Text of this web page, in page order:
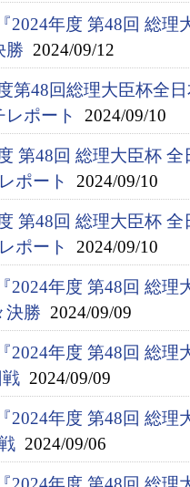
2024年度 第48回 総
勝 2024/09/12
度第48回総理大臣杯全
レポート
2024/09/10
度 第48回 総理大臣杯
ポート
2024/09/10
度 第48回 総理大臣杯
ポート
2024/09/10
2024年度 第48回 総
決勝 2024/09/09
2024年度 第48回 総
戦 2024/09/09
2024年度 第48回 総
2024/09/06